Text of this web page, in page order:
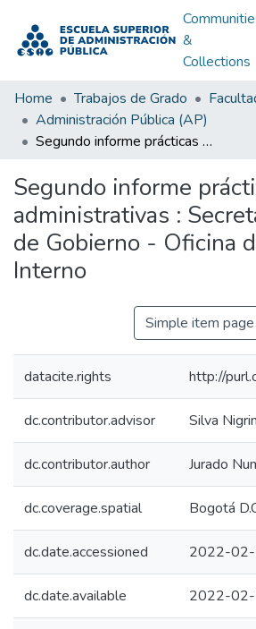
&
Collections
Home Trabajos de Grado
Administración Pública (AP)
Segundo informe prácticas administrativas : Secretaría Distrital de Gobierno - Oficina de Control Interno
Segundo informe
administrativas :
de Gobierno - Oficina
Interno
Simple item page
datacite.rights http://
dc.contributor.advisor Silva
dc.contributor.author Jurado
dc.coverage.spatial Bogotá
dc.date.accessioned 2022-
dc.date.available 2022-